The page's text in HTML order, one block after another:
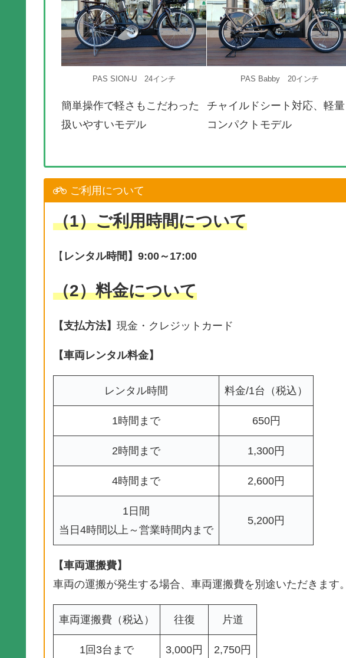
PAS SION-U 24インチ
簡単操作で軽さもこだわった
扱いやすいモデル
PAS Babby 20インチ
チャイルドシート対応、軽量
コンパクトモデル
ご利用について
（1）ご利用時間について
【 レンタル時間】9:00～17:00
（2）料金について
【支払方法】現金・クレジットカード
【車両レンタル料金】
レンタル時間 料金/1台（税込）
1時間まで 650円
2時間まで 1,300円
4時間まで 2,600円
1日間
当日4時間以上～営業時間内まで
5,200円
【車両運搬費】
車両の運搬が発生する場合、車両運搬費を別途いただきます。
車両運搬費（税込） 往復 片道
1回3台まで 3,000円 2,750円